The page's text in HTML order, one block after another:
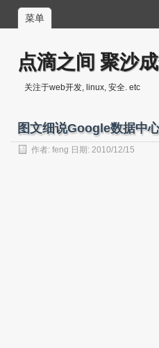
菜单
点滴之间 聚沙
关注于web开发, linux, 安全. etc
图文细说Google数据中
作者: feng 日期: 2010/12/15